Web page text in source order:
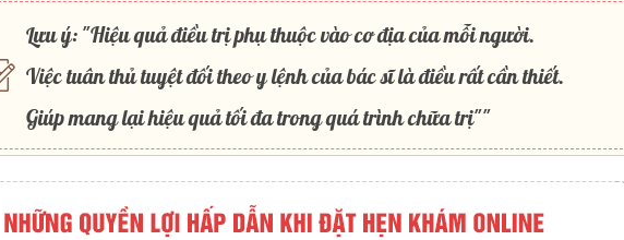
Lưu ý: "Hiệu quả điều trị phụ thuộc vào cơ địa của mỗi người.
Việc tuân thủ tuyệt đối theo y lệnh của bác sĩ là điều rất cần thiết.
Giúp mang lại hiệu quả tối đa trong quá trình chữa trị""